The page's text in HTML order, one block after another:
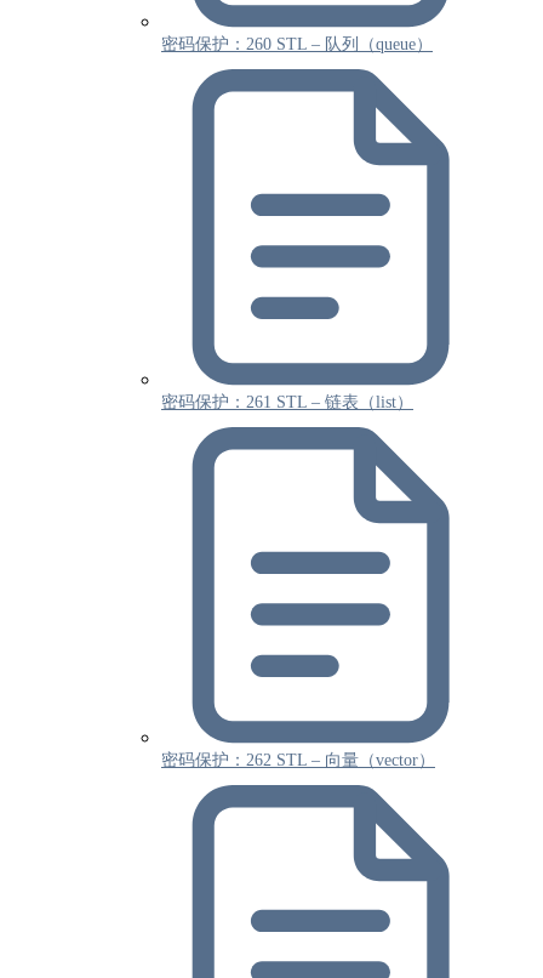
密码保护：260 STL – 队列（queue）
密码保护：261 STL – 链表（list）
密码保护：262 STL – 向量（vector）